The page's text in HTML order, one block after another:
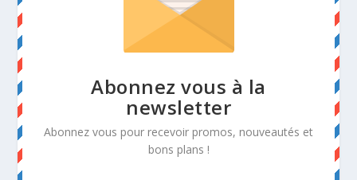
Abonnez vous à la
newsletter
Abonnez vous pour recevoir promos, nouveautés et
bons plans !